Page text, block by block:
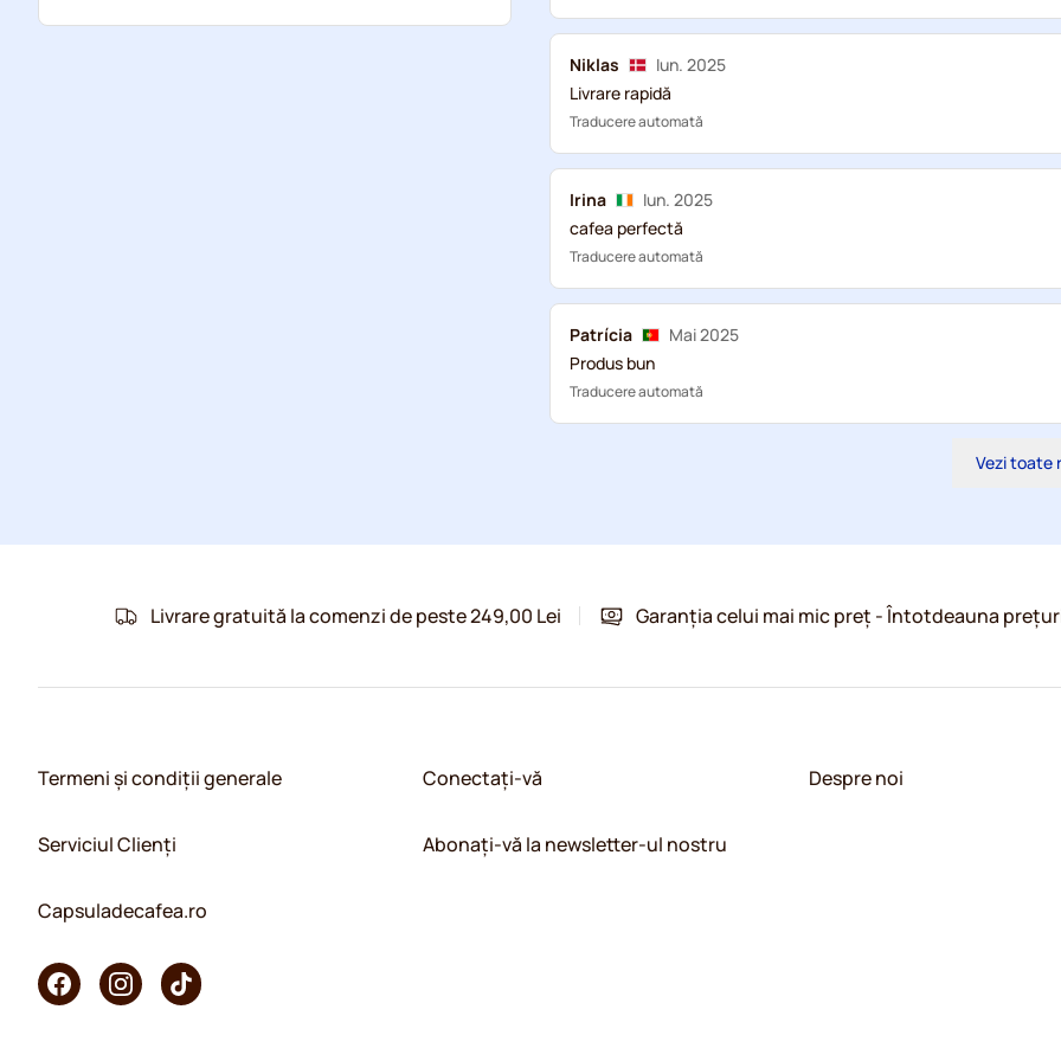
Niklas
Iun. 2025
Livrare rapidă
Traducere automată
Irina
Iun. 2025
cafea perfectă
Traducere automată
Patrícia
Mai 2025
Produs bun
Traducere automată
Vezi toate
Livrare gratuită la comenzi de peste 249,00 Lei Garanția celui mai mic preț - Întotdeauna
Termeni și condiții generale
Serviciul Clienți
Capsuladecafea.ro
Conectați-vă
Abonați-vă la newsletter-ul nostru
Despre noi